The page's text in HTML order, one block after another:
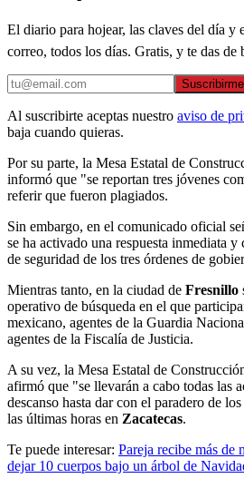
El diario para hojear, las claves del día
correo, todos los días. Gratis, y te das de
Suscribirme
Al suscribirte aceptas nuestro aviso de
baja cuando quieras.
Por su parte, la Mesa Estatal de
informó que "se reportan tres jóvenes
referir que fueron plagiados.
Sin embargo, en el comunicado oficial
se ha activado una respuesta inmediata
de seguridad de los tres órdenes de
Mientras tanto, en la ciudad de Fresnillo
operativo de búsqueda en el que
mexicano, agentes de la Guardia
agentes de la Fiscalía de Justicia.
A su vez, la Mesa Estatal de
afirmó que "se llevarán a cabo todas las
descanso hasta dar con el paradero de
las últimas horas en Zacatecas.
Te puede interesar: Pareja recibe más de
dejar 10 cuerpos bajo un árbol de